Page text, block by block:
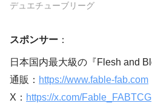
デュエチューブリーグ
スポンサー ：
日本国内最大級の『Flesh and
通販： https://www.fable-fab.com
X： https://x.com/Fable_FABTCG